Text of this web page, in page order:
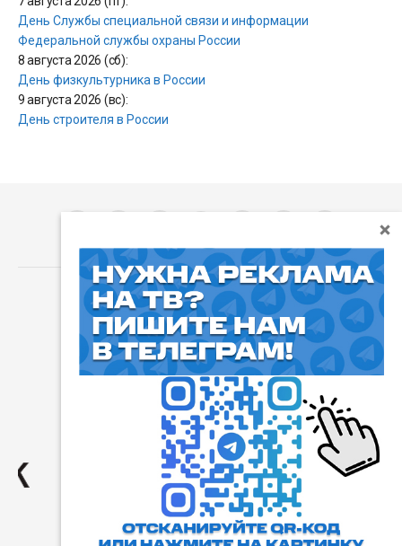
День Службы специальной связи и информации
Федеральной службы охраны России
8 августа 2026 (сб):
День физкультурника в России
9 августа 2026 (вс):
День строителя в России
Пользовательское соглашение